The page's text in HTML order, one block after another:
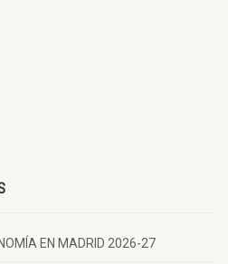
EN MADRID 2026-27